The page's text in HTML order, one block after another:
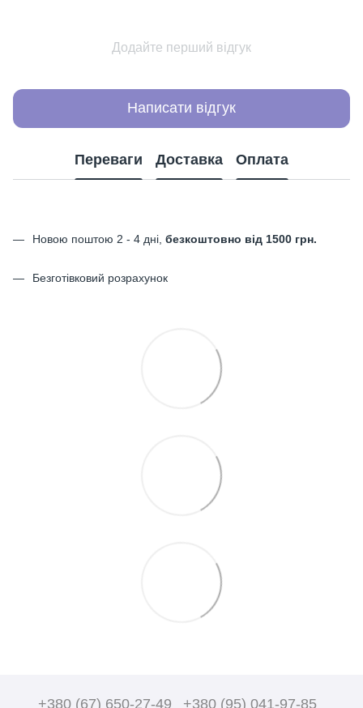
Додайте перший відгук
Написати відгук
Переваги Доставка Оплата
Новою поштою 2 - 4 дні, безкоштовно від 1500 грн.
Безготівковий розрахунок
+380 (67) 650-27-49 +380 (95) 041-97-85